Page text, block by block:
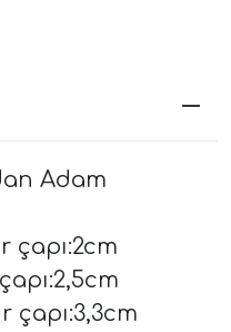
Adam
çapı:2cm